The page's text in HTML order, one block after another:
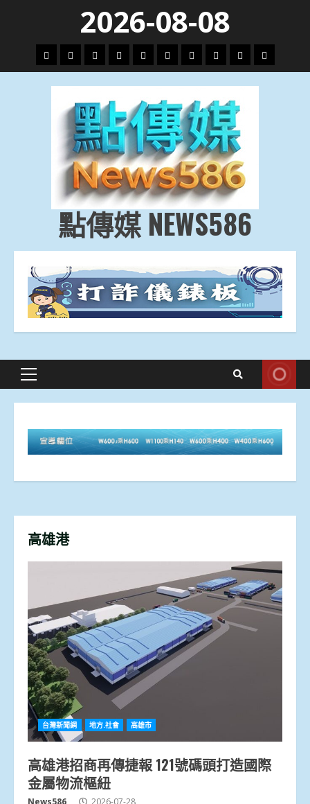
content
2026-08-08
頭
條
財
經
地
方.
會
文
教.
技
專
題
娛
樂
劇
政
治
國
際
運
動
生
活
點傳媒 NEWS586
Primary
高雄港
台灣新聞網 地方.社會 高雄市
高雄港招商再傳捷報 121號碼頭打造國際
金屬物流樞紐
News586 2026-07-28